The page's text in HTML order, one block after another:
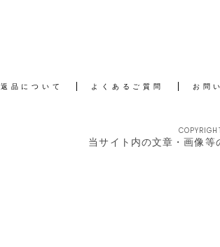
返品について よくあるご質問 お問
当サイト内の文章・画像等